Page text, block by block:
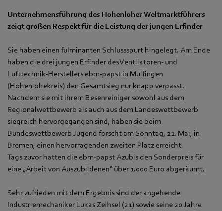
Unternehmensführung des Hohenloher Weltmarktführers
zeigt großen Respekt für die Leistung der jungen Erfinder
Sie haben einen fulminanten Schlussspurt hingelegt. Am Ende
haben die drei jungen Erfinder des Ventilatoren- und
Lufttechnik-Herstellers ebm‑papst in Mulfingen
(Hohenlohekreis) den Gesamtsieg nur knapp verpasst.
Nachdem sie mit ihrem Besenreiniger sowohl aus dem
Regionalwettbewerb als auch aus dem Landeswettbewerb
siegreich hervorgegangen sind, haben sie beim
Bundeswettbewerb Jugend forscht am Sonntag, 21. Mai, in
Bremen, einen hervorragenden zweiten Platz erreicht.
Tags zuvor hatten die ebm‑papst Azubis den Sonderpreis für
eine „Arbeit von Auszubildenen“ über 1.000 Euro abgeräumt.
Sehr zufrieden mit dem Ergebnis sind der angehende
Industriemechaniker Lukas Zeihsel (21) sowie seine 20 Jahre